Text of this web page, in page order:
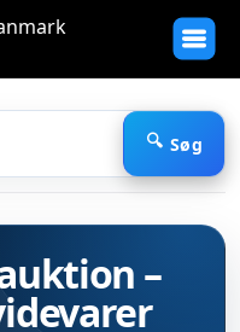
Søg
–